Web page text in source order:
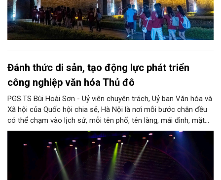
Đánh thức di sản, tạo động lực phát triển
công nghiệp văn hóa Thủ đô
PGS.TS Bùi Hoài Sơn - Uỷ viên chuyên trách, Uỷ ban Văn hóa và
Xã hội của Quốc hội chia sẻ, Hà Nội là nơi mỗi bước chân đều
có thể chạm vào lịch sử, mỗi tên phố, tên làng, mái đình, mặt
hồ, nếp nhà, câu hát, món ăn, làn điệu, nghề thủ công đều có
thể kể một câu chuyện về chiều sâu văn hiến của dân tộc.
Nhưng trong kỷ nguyên mới, câu hỏi đặt ra không chỉ Hà Nội có
bao nhiêu di sản, bao nhiêu văn nghệ sĩ, trí thức, không gian ký
ức, mà là làm thế nào để những giá trị ấy trở thành nguồn lực